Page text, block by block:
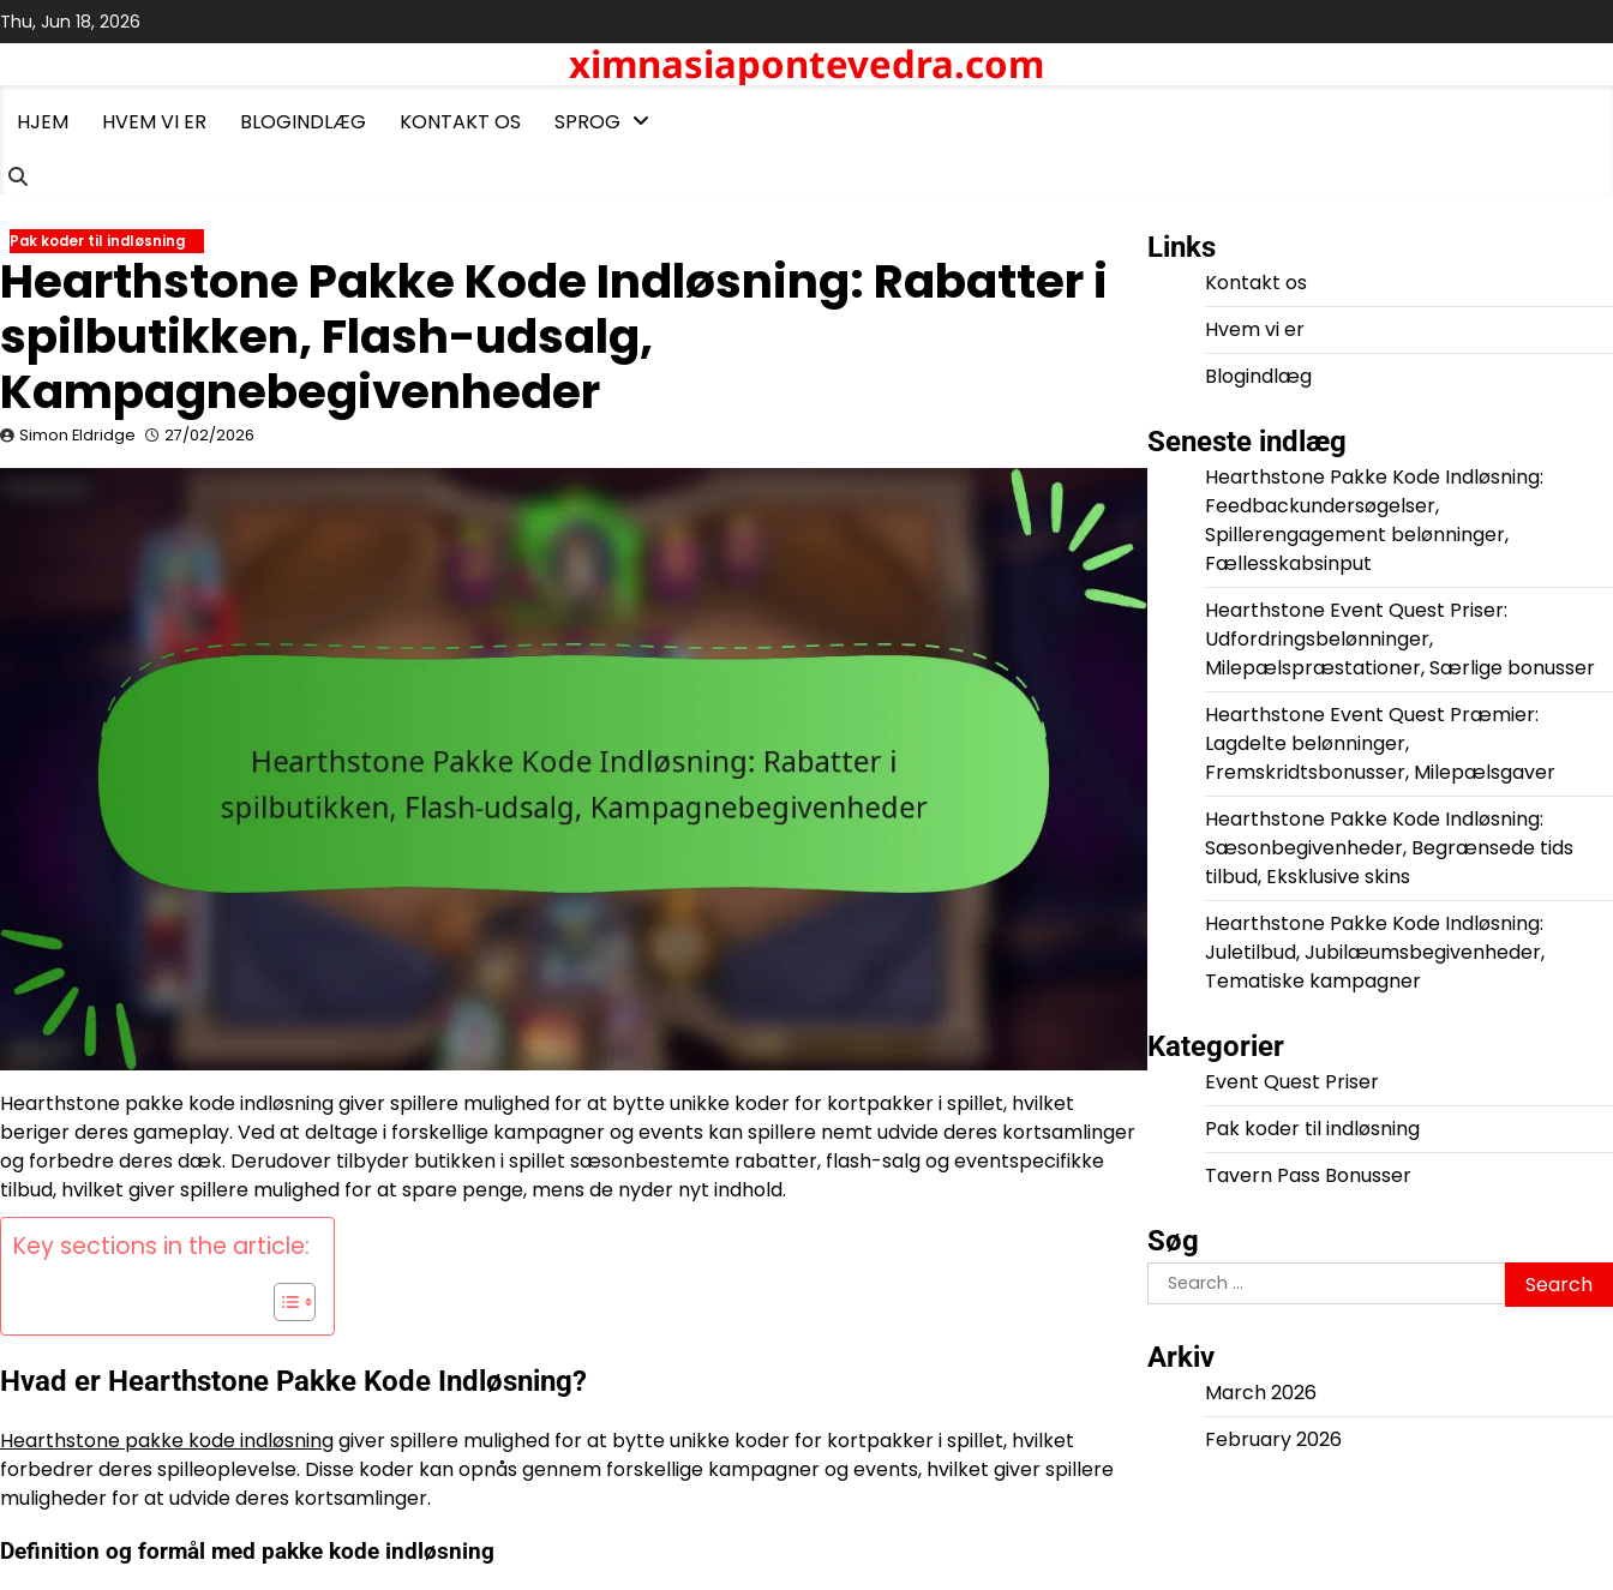
Skip
to
Thu, Jun 18, 2026
ximnasiapontevedra.com
HJEM HVEM VI ER BLOGINDLÆG KONTAKT OS SPROG
Pak koder til indløsning
Hearthstone Pakke Kode Indløsning: Rabatter i
spilbutikken, Flash-udsalg,
Kampagnebegivenheder
Simon Eldridge 27/02/2026
Hearthstone pakke kode indløsning giver spillere mulighed for at bytte unikke koder for kortpakker i spillet, hvilket
beriger deres gameplay. Ved at deltage i forskellige kampagner og events kan spillere nemt udvide deres kortsamlinger
og forbedre deres dæk. Derudover tilbyder butikken i spillet sæsonbestemte rabatter, flash-salg og eventspecifikke
tilbud, hvilket giver spillere mulighed for at spare penge, mens de nyder nyt indhold.
Key sections in the article:
Hvad er Hearthstone Pakke Kode Indløsning?
Hearthstone pakke kode indløsninggiver spillere mulighed for at bytte unikke koder for kortpakker i spillet, hvilket
forbedrer deres spilleoplevelse. Disse koder kan opnås gennem forskellige kampagner og events, hvilket giver spillere
muligheder for at udvide deres kortsamlinger.
Definition og formål med pakke kode indløsning
Links
Kontakt os
Hvem vi er
Blogindlæg
Seneste indlæg
Hearthstone Pakke Kode Indløsning:
Feedbackundersøgelser,
Spillerengagement belønninger,
Fællesskabsinput
Hearthstone Event Quest Priser:
Udfordringsbelønninger,
Milepælspræstationer, Særlige bonusser
Hearthstone Event Quest Præmier:
Lagdelte belønninger,
Fremskridtsbonusser, Milepælsgaver
Hearthstone Pakke Kode Indløsning:
Sæsonbegivenheder, Begrænsede tids
tilbud, Eksklusive skins
Hearthstone Pakke Kode Indløsning:
Juletilbud, Jubilæumsbegivenheder,
Tematiske kampagner
Kategorier
Event Quest Priser
Pak koder til indløsning
Tavern Pass Bonusser
Søg
Search
for:
Arkiv
March 2026
February 2026